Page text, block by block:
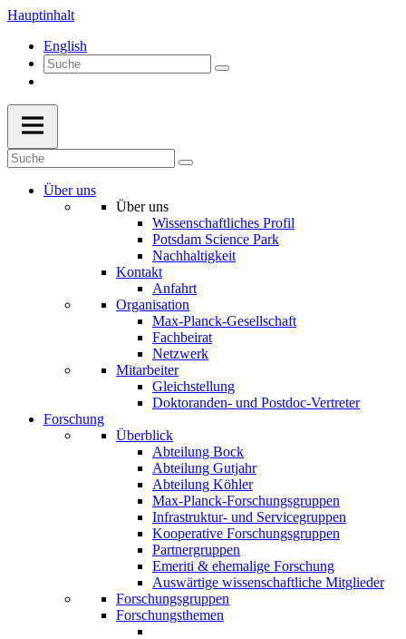
Hauptinhalt
English
Über uns
Über uns
Wissenschaftliches Profil
Potsdam Science Park
Nachhaltigkeit
Kontakt
Anfahrt
Organisation
Max-Planck-Gesellschaft
Fachbeirat
Netzwerk
Mitarbeiter
Gleichstellung
Doktoranden- und Postdoc-Vertreter
Forschung
Überblick
Abteilung Bock
Abteilung Gutjahr
Abteilung Köhler
Max-Planck-Forschungsgruppen
Infrastruktur- und Servicegruppen
Kooperative Forschungsgruppen
Partnergruppen
Emeriti & ehemalige Forschung
Auswärtige wissenschaftliche Mitglieder
Forschungsgruppen
Forschungsthemen